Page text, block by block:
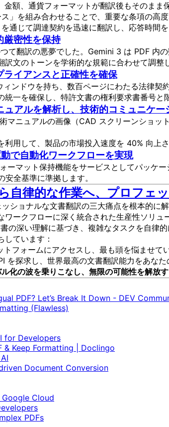
額、通貨フォーマットが翻訳後もそのまま
を組み合わせることで、重要な条項の高度
通じて調達契約を迅速に翻訳し、応答時間
厳密性を保持
て翻訳の悪夢でした。Gemini 3 は PDF 内
文のトーンを学術的な規範に合わせて調整
イアンスと正確性を確保
ンドウを持ち、数百ページにわたる法律契
一を確保し、特許文書の権利要求書番号と
アルを解析し、技術的コミュニケー
マニュアルの画像（CAD スクリーンショ
用して、製品の市場投入速度を 40% 向上
で自動化ワークフローを実現
マット保持機能をサービスとしてパッケー
全基準に準拠します。
自律的な作業へ、プロフェ
ョナルな文書翻訳の三大痛点を根本的に解
ークフローに深く統合された生産性ソリ
の深い理解に基づき、複雑なタスクを自律
ています：
フォームにアクセスし、最も頭を悩ませて
を探求し、世界最高の文書翻訳能力をあな
の波を乗りこなし、無限の可能性を解放
PDF? Let’s Break It Down - DEV
(Flawless)
for Developers
& Keep Formatting | Doclingo
Document Conversion
Cloud
PDFs